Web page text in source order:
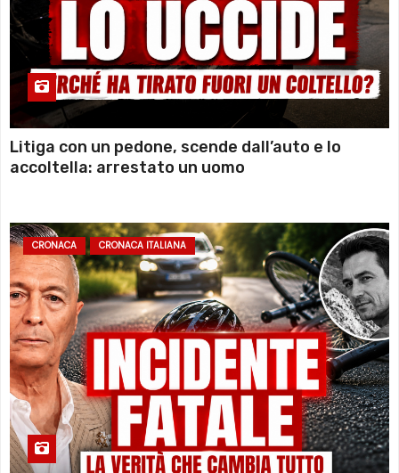
Litiga con un pedone, scende dall’auto e lo
accoltella: arrestato un uomo
CRONACA CRONACA ITALIANA